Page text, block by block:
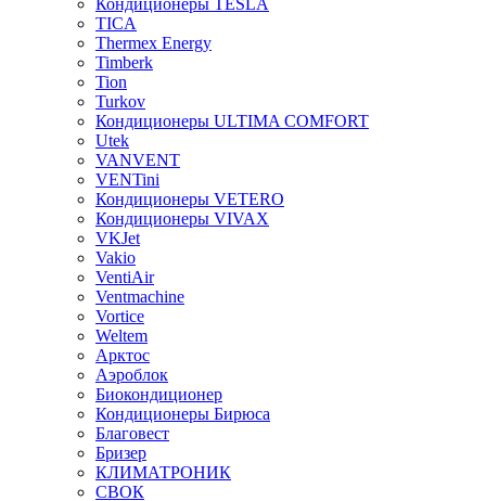
Кондиционеры TESLA
TICA
Thermex Energy
Timberk
Tion
Turkov
Кондиционеры ULTIMA COMFORT
Utek
VANVENT
VENTini
Кондиционеры VETERO
Кондиционеры VIVAX
VKJet
Vakio
VentiAir
Ventmachine
Vortice
Weltem
Арктос
Аэроблок
Биокондиционер
Кондиционеры Бирюса
Благовест
Бризер
КЛИМАТРОНИК
СВОК